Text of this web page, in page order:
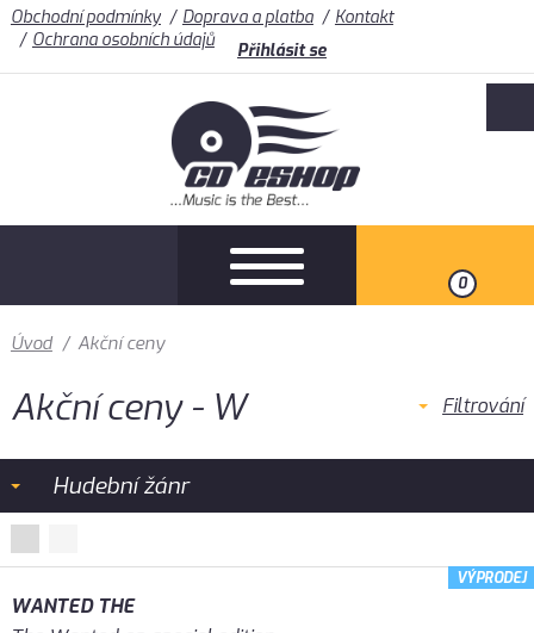
Obchodní podmínky Doprava a platba
Kontakt
Ochrana osobních údajů
Přihlásit se
0
Úvod / Akční ceny
Akční ceny - W Filtrování
Hudební žánr
WANTED THE
VÝPRODEJ